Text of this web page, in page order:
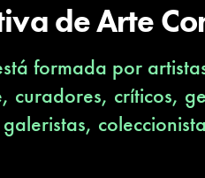
de Arte
formada por
curadores, críticos,